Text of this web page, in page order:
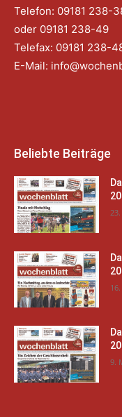
Telefon: 09181 238-
oder 09181 238-49
Telefax: 09181 238-
E-Mail:
Beliebte Beiträge
9.